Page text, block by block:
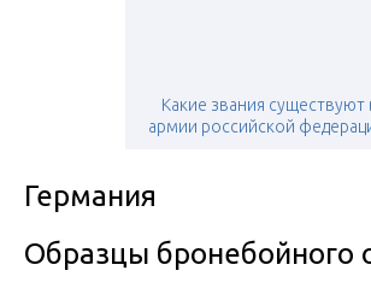
Какие звания существуют
армии российской
Германия
Образцы бронебойного